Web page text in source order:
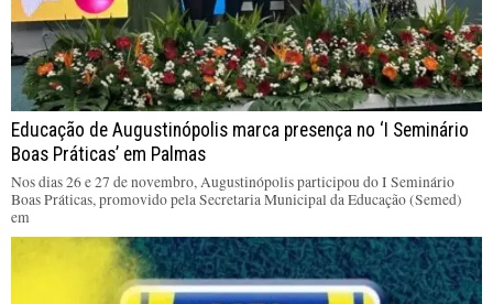
Educação de Augustinópolis marca presença no ‘I Seminário
Boas Práticas’ em Palmas
Nos dias 26 e 27 de novembro, Augustinópolis participou do I Seminário
Boas Práticas, promovido pela Secretaria Municipal da Educação (Semed)
em